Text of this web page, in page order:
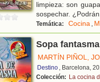
limpieza: son
sospechar. ¿Podrán
Temática: Cocina,
Sopa fantasma
MARTÍN PIÑOL,
Destino , Barcelona,
Colección: La cocina